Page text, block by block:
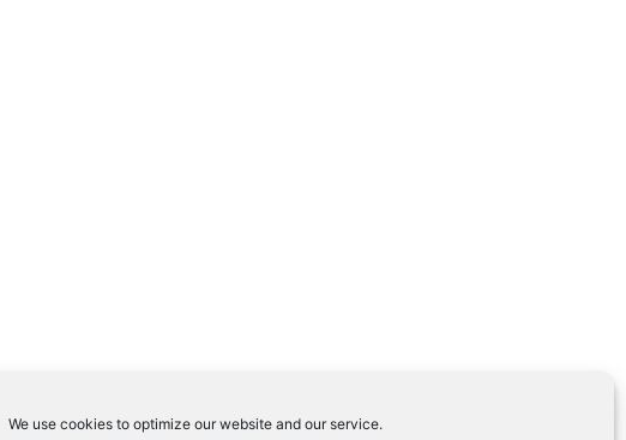
We use cookies to optimize our website and our service.